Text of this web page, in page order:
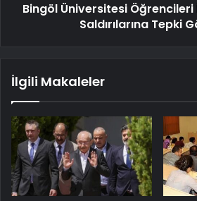
Bingöl Üniversitesi
Saldırılarına Tepki
İlgili Makaleler